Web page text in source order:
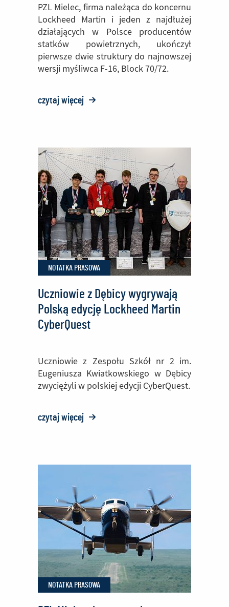
PZL Mielec, firma należąca do koncernu
Lockheed Martin i jeden z najdłużej
działających w Polsce producentów
statków powietrznych, ukończył
pierwsze dwie struktury do najnowszej
wersji myśliwca F-16, Block 70/72.
czytaj więcej o:
wyprodukował
i
dostarczył
pierwsze
struktury
do
F-
16
Block
NOTATKA PRASOWA
Uczniowie z Dębicy wygrywają
Polską edycję Lockheed Martin
CyberQuest
Uczniowie z Zespołu Szkół nr 2 im.
Eugeniusza Kwiatkowskiego w Dębicy
zwyciężyli w polskiej edycji CyberQuest.
czytaj więcej o:
Dębicy
Polską
edycję
Lockheed
Martin
CyberQuest
NOTATKA PRASOWA